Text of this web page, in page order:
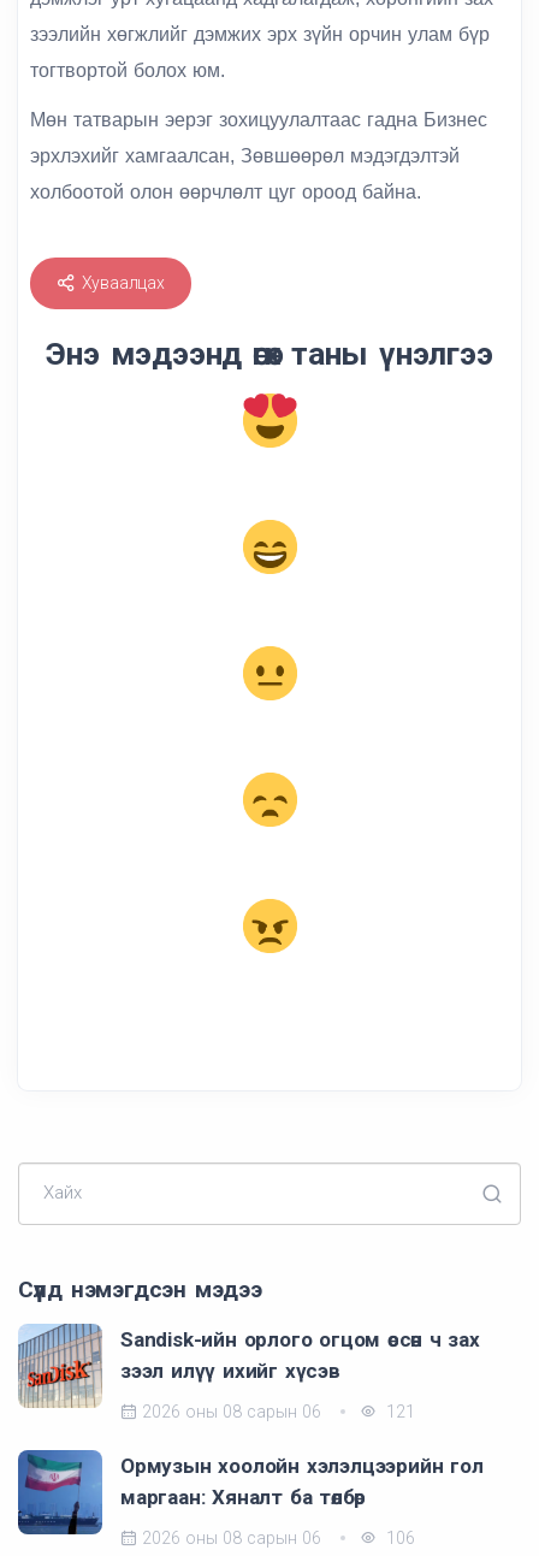
зээлийн хөгжлийг дэмжих эрх зүйн орчин улам бүр
тогтвортой болох юм.
Мөн татварын эерэг зохицуулалтаас гадна Бизнес
эрхлэхийг хамгаалсан, Зөвшөөрөл мэдэгдэлтэй
холбоотой олон өөрчлөлт цуг ороод байна.
Хуваалцах
Энэ мэдээнд өгөх таны үнэлгээ
Хайх
Сүүлд нэмэгдсэн мэдээ
Sandisk-ийн орлого огцом өссөн ч зах
зээл илүү ихийг хүсэв
2026 оны 08 сарын 06 121
Ормузын хоолойн хэлэлцээрийн гол
маргаан: Хяналт ба төлбөр
2026 оны 08 сарын 06 106